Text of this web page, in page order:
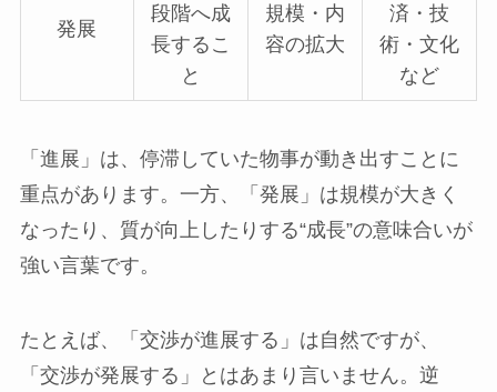
発展
段階へ成
長するこ
と
規模・内
容の拡大
済・技
術・文化
など
「進展」は、停滞していた物事が動き出すことに
重点があります。一方、「発展」は規模が大きく
なったり、質が向上したりする“成長”の意味合いが
強い言葉です。
たとえば、「交渉が進展する」は自然ですが、
「交渉が発展する」とはあまり言いません。逆